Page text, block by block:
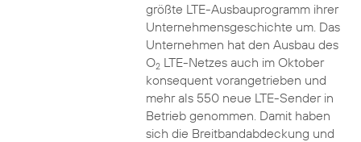
größte LTE-Ausbauprogramm ihrer
Unternehmensgeschichte um. Das
Unternehmen hat den Ausbau des
O2LTE-Netzes auch im Oktober
konsequent vorangetrieben und
mehr als 550 neue LTE-Sender in
Betrieb genommen. Damit haben
sich die Breitbandabdeckung und